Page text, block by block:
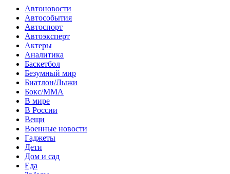
Автоновости
Автособытия
Автоспорт
Автоэксперт
Актеры
Аналитика
Баскетбол
Безумный мир
Биатлон/Лыжи
Бокс/MMA
В мире
В России
Вещи
Военные новости
Гаджеты
Дети
Дом и сад
Еда